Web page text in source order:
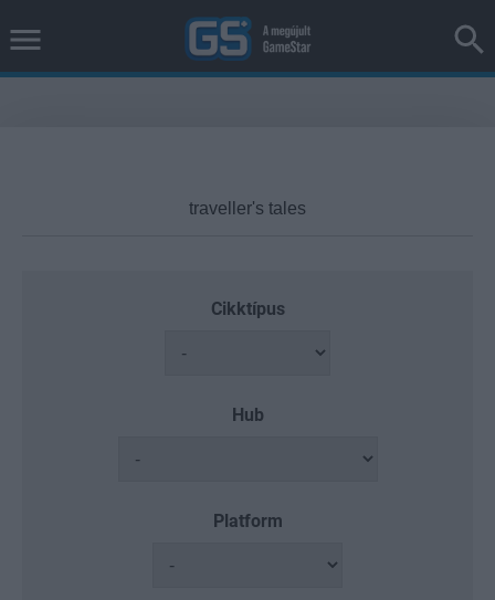
Cikktípus
Hub
Platform